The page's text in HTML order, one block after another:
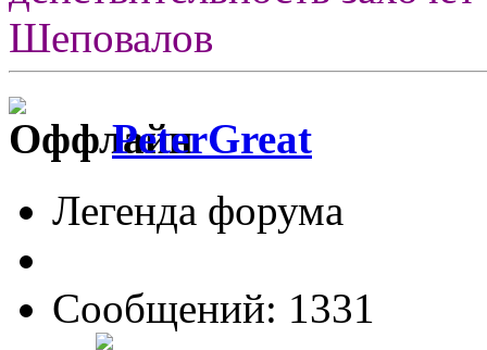
Шеповалов
PeterGreat
Легенда форума
Сообщений: 1331